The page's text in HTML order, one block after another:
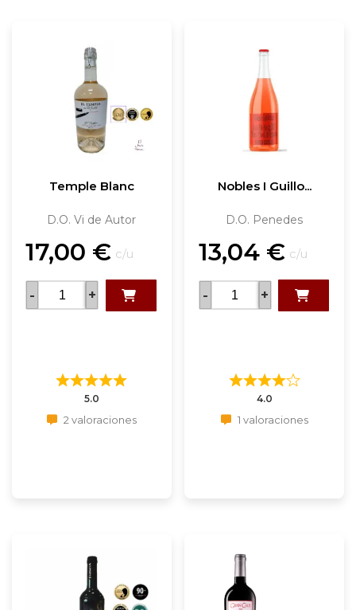
Temple Blanc
D.O. Vi de Autor
17,00 € c/u
- +
5.0
2 valoraciones
Nobles I Guillo...
D.O. Penedes
13,04 € c/u
- +
4.0
1 valoraciones